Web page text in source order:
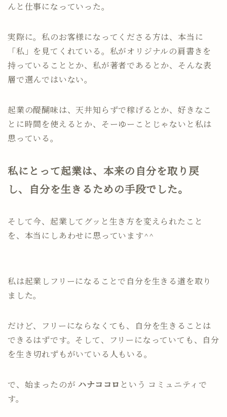
んと仕事になっていった。
実際に。私のお客様になってくださる方は、本当に
「私」を見てくれている。私がオリジナルの肩書きを
持っていることとか、私が著者であるとか、そんな表
層で選んではいない。
起業の醍醐味は、天井知らずで稼げるとか、好きなこ
とに時間を使えるとか、そーゆーことじゃないと私は
思っている。
私にとって起業は、本来の自分を取り戻
し、自分を生きるための手段でした。
そして今、起業してグッと生き方を変えられたこと
を、本当にしあわせに思っています^^
私は起業しフリーになることで自分を生きる道を取り
ました。
だけど、フリーにならなくても、自分を生きることは
できるはずです。そして、フリーになっていても、自分
を生き切れずもがいている人もいる。
で、始まったのが ハナココロ という コミュニティで
す。